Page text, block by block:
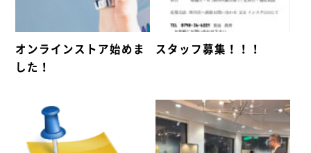
オンラインストア始めま
した！
スタッフ募集！！！